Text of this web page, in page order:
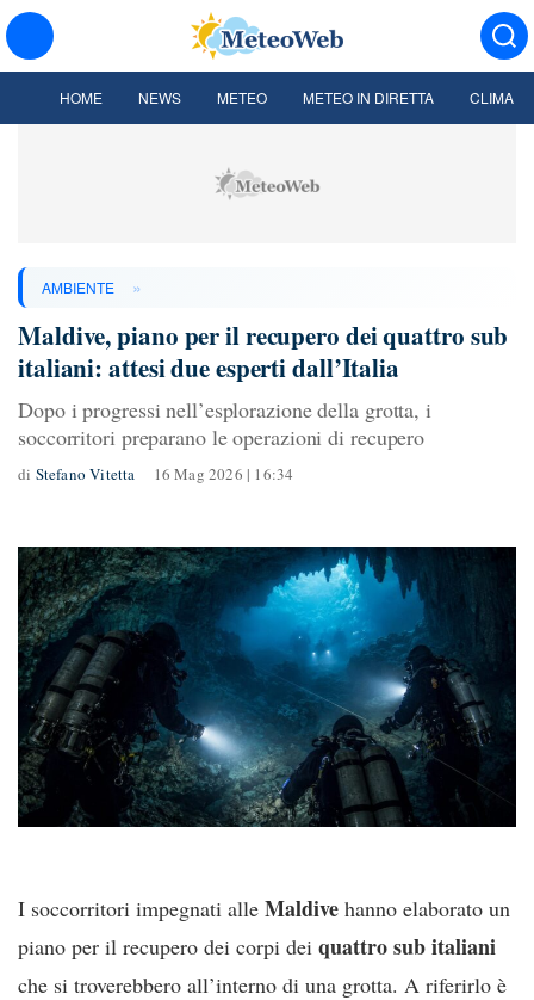
HOME NEWS METEO METEO IN DIRETTA CLIMA
AMBIENTE »
Maldive, piano per il recupero dei quattro sub
italiani: attesi due esperti dall’Italia
Dopo i progressi nell’esplorazione della grotta, i
soccorritori preparano le operazioni di recupero
di Stefano Vitetta 16 Mag 2026 | 16:34
I soccorritori impegnati alle Maldive hanno elaborato un
piano per il recupero dei corpi dei quattro sub italiani
che si troverebbero all’interno di una grotta. A riferirlo è